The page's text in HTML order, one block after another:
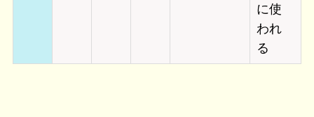
に使
われ
る